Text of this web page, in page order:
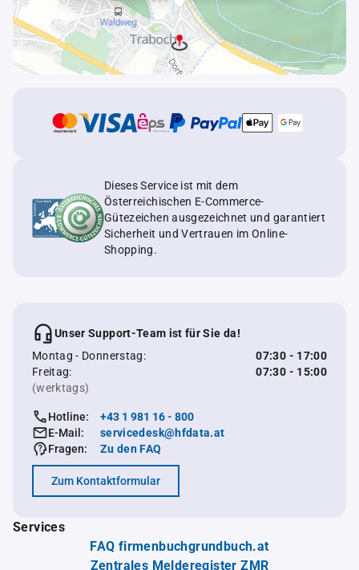
Dieses Service ist mit dem
Österreichischen E-Commerce-
Gütezeichen ausgezeichnet und garantiert
Sicherheit und Vertrauen im Online-
Shopping.
Unser Support-Team ist für Sie da!
Montag - Donnerstag:
07:30 - 17:00
Freitag:
07:30 - 15:00
(werktags)
Hotline:
+43 1 981 16 - 800
E-Mail:
servicedesk@hfdata.at
Fragen:
Zu den FAQ
Zum Kontaktformular
Services
FAQ firmenbuchgrundbuch.at
Zentrales Melderegister ZMR